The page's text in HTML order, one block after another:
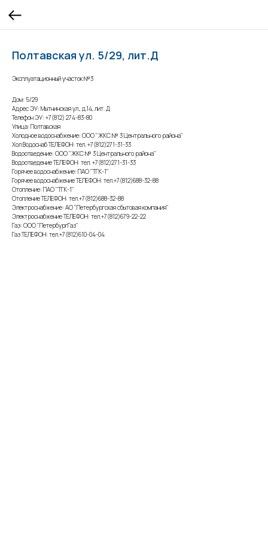
Полтавская ул. 5/29, лит.Д
Эксплуатационный участок №3
Дом: 5/29
Адрес ЭУ: Мытнинская ул., д.14, лит. Д
Телефон ЭУ: +7(812) 274-83-80
Улица: Полтавская
Холодное водоснабжение: ООО "ЖКС № 3 Центрального района"
Хол Водоснаб ТЕЛЕФОН: тел. +7(812)271-31-33
Водоотведение: ООО "ЖКС № 3 Центрального района"
Водоотведение ТЕЛЕФОН: тел. +7(812)271-31-33
Горячее водоснабжение: ПАО "ТГК-1"
Горячее водоснабжение ТЕЛЕФОН: тел.+7(812)688-32-88
Отопление: ПАО "ТГК-1"
Отопление ТЕЛЕФОН: тел.+7(812)688-32-88
Электроснабжение: АО "Петербургская сбытовая компания"
Электроснабжение ТЕЛЕФОН: тел.+7(812)679-22-22
Газ: ООО "ПетербургГаз"
Газ ТЕЛЕФОН: тел.+7(812)610-04-04